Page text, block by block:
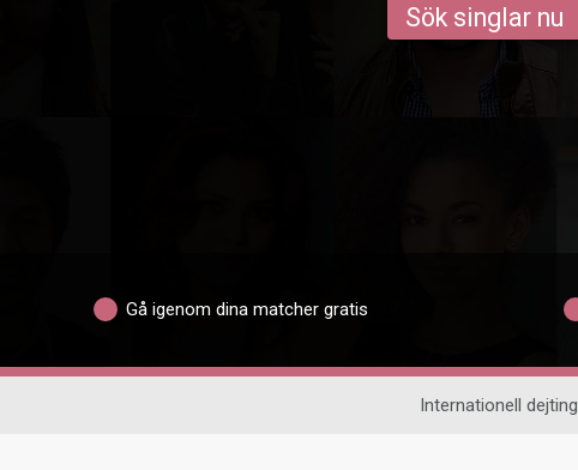
Sök singlar nu
Gå igenom dina matcher gratis
Internationell dejting